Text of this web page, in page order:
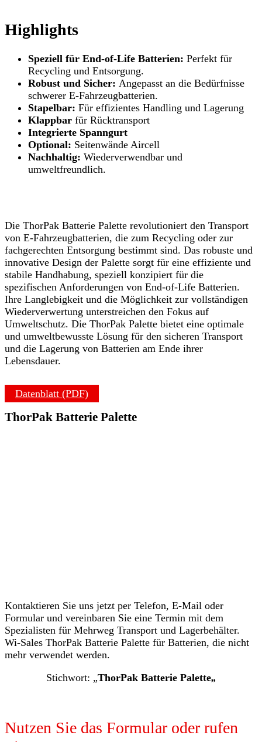
Highlights
Speziell für End-of-Life Batterien: Perfekt für
Recycling und Entsorgung.
Robust und Sicher: Angepasst an die Bedürfnisse
schwerer E-Fahrzeugbatterien.
Stapelbar: Für effizientes Handling und Lagerung
Klappbar für Rücktransport
Integrierte Spanngurt
Optional: Seitenwände Aircell
Nachhaltig: Wiederverwendbar und
umweltfreundlich.
Die ThorPak Batterie Palette revolutioniert den Transport
von E-Fahrzeugbatterien, die zum Recycling oder zur
fachgerechten Entsorgung bestimmt sind. Das robuste und
innovative Design der Palette sorgt für eine effiziente und
stabile Handhabung, speziell konzipiert für die
spezifischen Anforderungen von End-of-Life Batterien.
Ihre Langlebigkeit und die Möglichkeit zur vollständigen
Wiederverwertung unterstreichen den Fokus auf
Umweltschutz. Die ThorPak Palette bietet eine optimale
und umweltbewusste Lösung für den sicheren Transport
und die Lagerung von Batterien am Ende ihrer
Lebensdauer.
Datenblatt (PDF)
ThorPak Batterie Palette
Kontaktieren Sie uns jetzt per Telefon, E-Mail oder
Formular und vereinbaren Sie eine Termin mit dem
Spezialisten für Mehrweg Transport und Lagerbehälter.
Wi-Sales ThorPak Batterie Palette für Batterien, die nicht
mehr verwendet werden.
Stichwort: „ThorPak Batterie Palette„
Nutzen Sie das Formular oder rufen